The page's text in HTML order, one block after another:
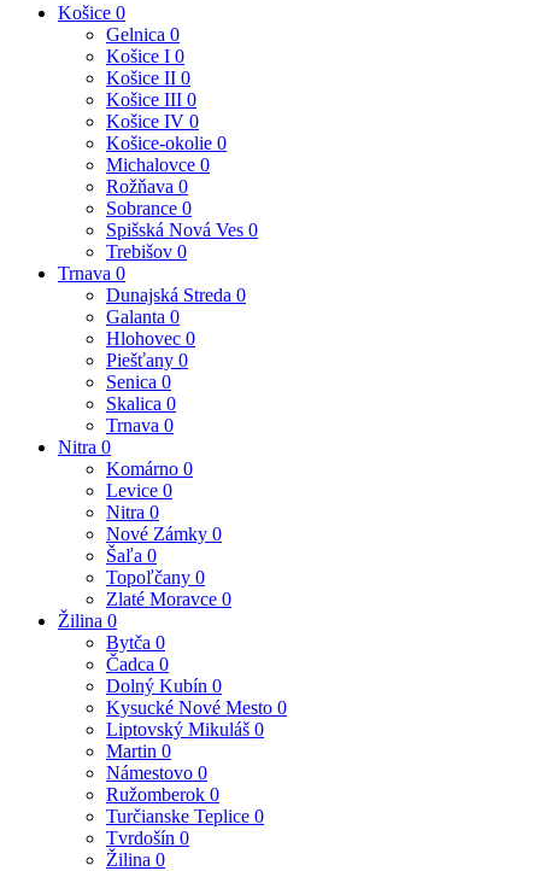
Košice 0
Gelnica 0
Košice I 0
Košice II 0
Košice III 0
Košice IV 0
Košice-okolie 0
Michalovce 0
Rožňava 0
Sobrance 0
Spišská Nová Ves 0
Trebišov 0
Trnava 0
Dunajská Streda 0
Galanta 0
Hlohovec 0
Piešťany 0
Senica 0
Skalica 0
Trnava 0
Nitra 0
Komárno 0
Levice 0
Nitra 0
Nové Zámky 0
Šaľa 0
Topoľčany 0
Zlaté Moravce 0
Žilina 0
Bytča 0
Čadca 0
Dolný Kubín 0
Kysucké Nové Mesto 0
Liptovský Mikuláš 0
Martin 0
Námestovo 0
Ružomberok 0
Turčianske Teplice 0
Tvrdošín 0
Žilina 0